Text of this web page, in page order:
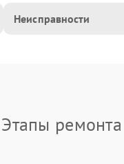
Неисправности
Этапы